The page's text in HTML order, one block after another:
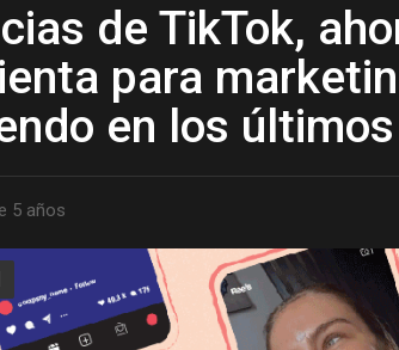
de TikTok,
para
en los
5 años